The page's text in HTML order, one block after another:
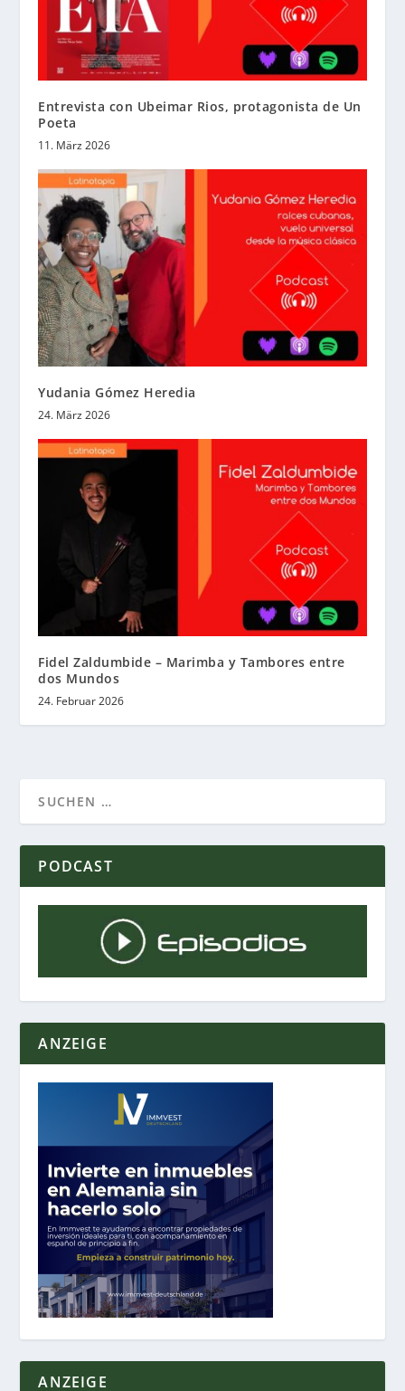
Entrevista con Ubeimar Rios, protagonista de Un
Poeta
11. März 2026
Yudania Gómez Heredia
24. März 2026
Fidel Zaldumbide – Marimba y Tambores entre
dos Mundos
24. Februar 2026
PODCAST
ANZEIGE
ANZEIGE